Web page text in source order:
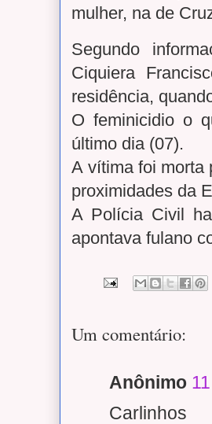
mulher, na de
Segundo
Ciquiera
residência,
O feminicidio o
último dia (07).
A vítima foi morta
proximidades da
A Polícia Civil
apontava fulano
Um comentário:
Anônimo
Carlinhos